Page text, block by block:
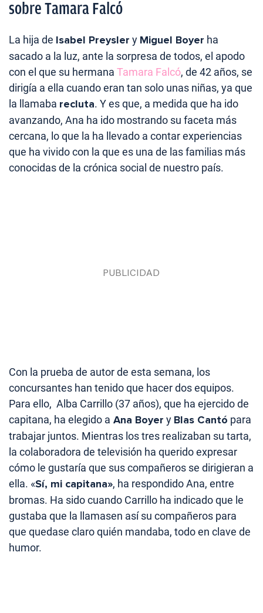
sobre Tamara Falcó
La hija de Isabel Preysler y Miguel Boyer ha
sacado a la luz, ante la sorpresa de todos, el apodo
con el que su hermana Tamara Falcó, de 42 años, se
dirigía a ella cuando eran tan solo unas niñas, ya que
la llamaba recluta. Y es que, a medida que ha ido
avanzando, Ana ha ido mostrando su faceta más
cercana, lo que la ha llevado a contar experiencias
que ha vivido con la que es una de las familias más
conocidas de la crónica social de nuestro país.
Con la prueba de autor de esta semana, los
concursantes han tenido que hacer dos equipos.
Para ello, Alba Carrillo (37 años), que ha ejercido de
capitana, ha elegido a Ana Boyer y Blas Cantó para
trabajar juntos. Mientras los tres realizaban su tarta,
la colaboradora de televisión ha querido expresar
cómo le gustaría que sus compañeros se dirigieran a
ella. «Sí, mi capitana», ha respondido Ana, entre
bromas. Ha sido cuando Carrillo ha indicado que le
gustaba que la llamasen así su compañeros para
que quedase claro quién mandaba, todo en clave de
humor.